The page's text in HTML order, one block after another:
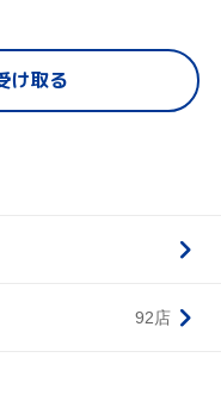
け取る
92店